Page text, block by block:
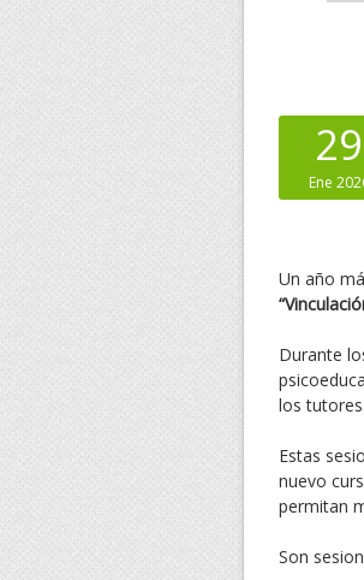
29
Ene
Un año
Durante
los tutores.
Estas
nuevo
permitan
Son